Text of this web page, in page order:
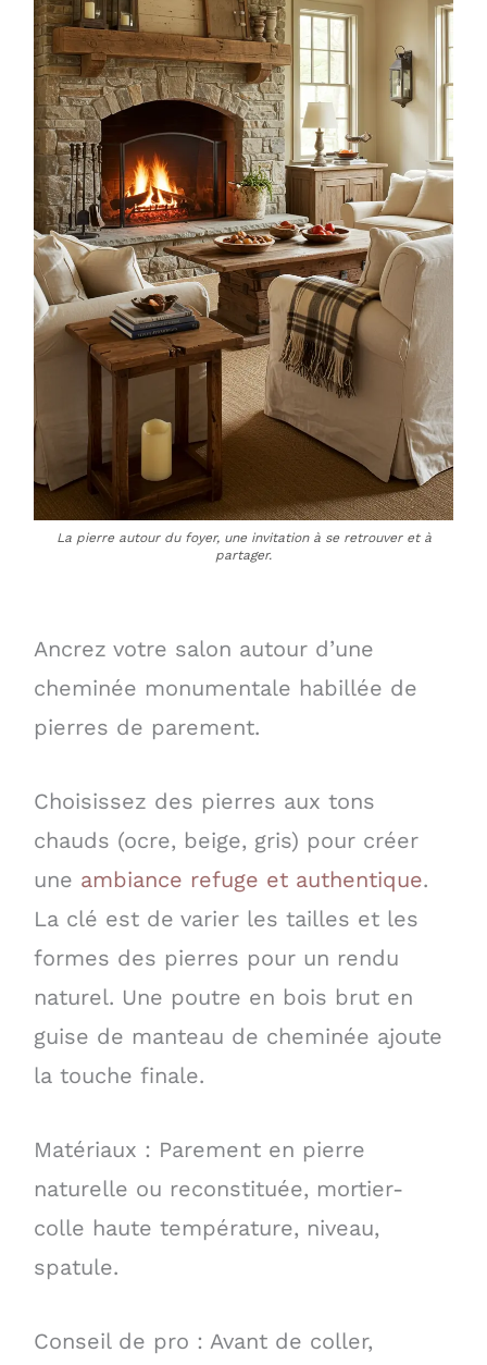
La pierre autour du foyer, une invitation à se retrouver et à
partager.
Ancrez votre salon autour d’une
cheminée monumentale habillée de
pierres de parement.
Choisissez des pierres aux tons
chauds (ocre, beige, gris) pour créer
une ambiance refuge et authentique.
La clé est de varier les tailles et les
formes des pierres pour un rendu
naturel. Une poutre en bois brut en
guise de manteau de cheminée ajoute
la touche finale.
Matériaux : Parement en pierre
naturelle ou reconstituée, mortier-
colle haute température, niveau,
spatule.
Conseil de pro : Avant de coller,